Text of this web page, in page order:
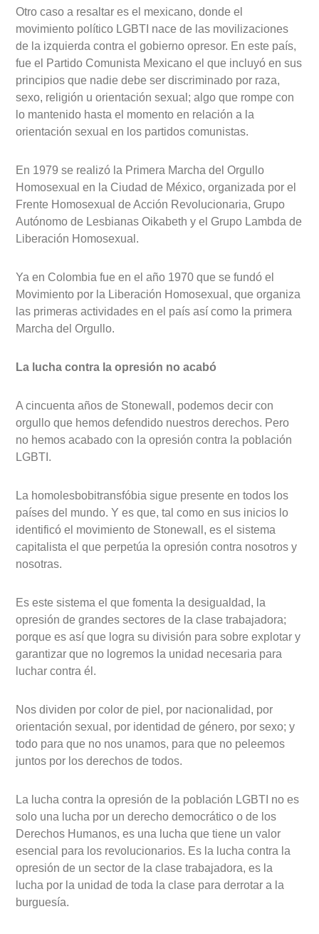
Otro caso a resaltar es el mexicano, donde el
movimiento político LGBTI nace de las movilizaciones
de la izquierda contra el gobierno opresor. En este país,
fue el Partido Comunista Mexicano el que incluyó en sus
principios que nadie debe ser discriminado por raza,
sexo, religión u orientación sexual; algo que rompe con
lo mantenido hasta el momento en relación a la
orientación sexual en los partidos comunistas.
En 1979 se realizó la Primera Marcha del Orgullo
Homosexual en la Ciudad de México, organizada por el
Frente Homosexual de Acción Revolucionaria, Grupo
Autónomo de Lesbianas Oikabeth y el Grupo Lambda de
Liberación Homosexual.
Ya en Colombia fue en el año 1970 que se fundó el
Movimiento por la Liberación Homosexual, que organiza
las primeras actividades en el país así como la primera
Marcha del Orgullo.
La lucha contra la opresión no acabó
A cincuenta años de Stonewall, podemos decir con
orgullo que hemos defendido nuestros derechos. Pero
no hemos acabado con la opresión contra la población
LGBTI.
La homolesbobitransfóbia sigue presente en todos los
países del mundo. Y es que, tal como en sus inicios lo
identificó el movimiento de Stonewall, es el sistema
capitalista el que perpetúa la opresión contra nosotros y
nosotras.
Es este sistema el que fomenta la desigualdad, la
opresión de grandes sectores de la clase trabajadora;
porque es así que logra su división para sobre explotar y
garantizar que no logremos la unidad necesaria para
luchar contra él.
Nos dividen por color de piel, por nacionalidad, por
orientación sexual, por identidad de género, por sexo; y
todo para que no nos unamos, para que no peleemos
juntos por los derechos de todos.
La lucha contra la opresión de la población LGBTI no es
solo una lucha por un derecho democrático o de los
Derechos Humanos, es una lucha que tiene un valor
esencial para los revolucionarios. Es la lucha contra la
opresión de un sector de la clase trabajadora, es la
lucha por la unidad de toda la clase para derrotar a la
burguesía.